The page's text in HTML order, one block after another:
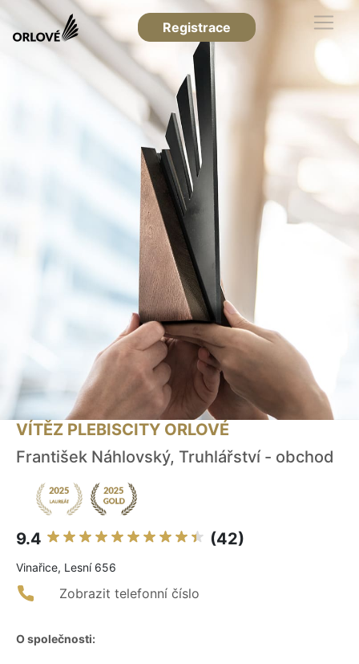
Registrace
VÍTĚZ PLEBISCITY ORLOVÉ
František Náhlovský, Truhlářství - obchod
9.4 (42)
Vinařice, Lesní 656
Zobrazit telefonní číslo
O společnosti: